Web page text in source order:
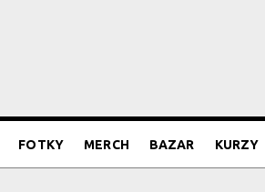
FOTKY MERCH BAZAR KURZY